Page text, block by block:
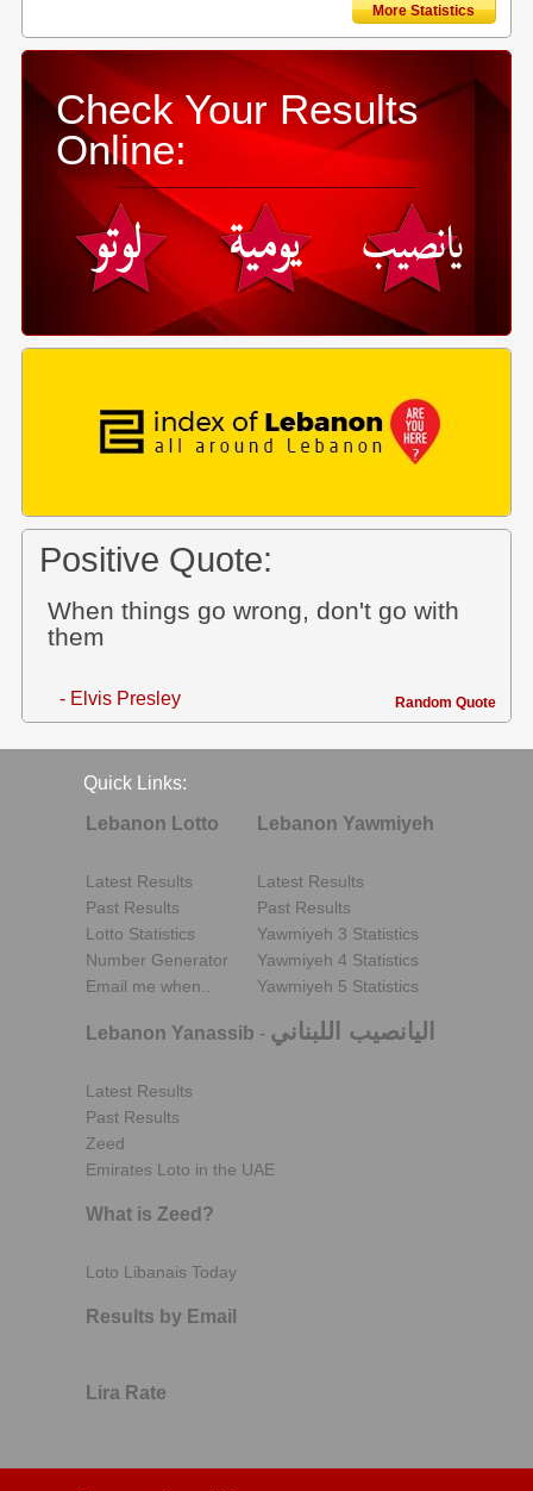
More Statistics
Check Your Results
Online:
Positive Quote:
When things go wrong, don't go with
them
- Elvis Presley Random Quote
Quick Links:
Lebanon Lotto
Latest Results
Past Results
Lotto Statistics
Number Generator
Email me when..
Lebanon Yawmiyeh
Latest Results
Past Results
Yawmiyeh 3 Statistics
Yawmiyeh 4 Statistics
Yawmiyeh 5 Statistics
Lebanon Yanassib - اليانصيب اللبناني
Latest Results
Past Results
Zeed
Emirates Loto in the UAE
What is Zeed?
Loto Libanais Today
Results by Email
Lira Rate